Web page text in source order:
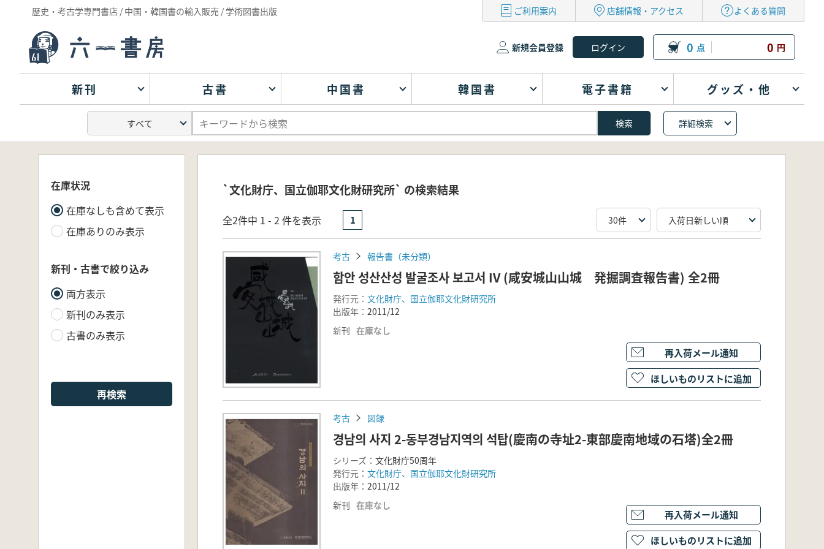
歴史・考古学専門書店 / 中国・韓国書の輸入販売 / 学術図書出版 ご利用案内 店舗情報・アクセス よくある質問
新規会員登録 0 点 0 円
新刊 古書 中国書 韓国書 電子書籍 グッズ・他
詳細検索
在庫状況
在庫なしも含めて表示
在庫ありのみ表示
新刊・古書で絞り込み
両方表示
新刊のみ表示
古書のみ表示
再検索
`文化財庁、国立伽耶文化財研究所` の検索結果
全2件中 1 - 2 件を表示 1
考古 報告書（未分類）
함안 성산산성 발굴조사 보고서 IV (咸安城山山城 発掘調査報告書) 全2冊
発行元： 文化財庁、国立伽耶文化財研究所
出版年： 2011/12
新刊 在庫なし
再入荷メール通知
ほしいものリストに追加
考古 図録
경남의 사지 2-동부경남지역의 석탑(慶南の寺址2-東部慶南地域の石塔)全2冊
シリーズ： 文化財庁50周年
発行元： 文化財庁、国立伽耶文化財研究所
出版年： 2011/12
新刊 在庫なし
再入荷メール通知
ほしいものリストに追加